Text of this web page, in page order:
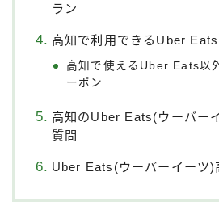
ラン
高知で利用できるUber
高知で使えるUber Eats以
ーポン
高知のUber Eats(ウーバー
質問
Uber Eats(ウーバーイーツ)